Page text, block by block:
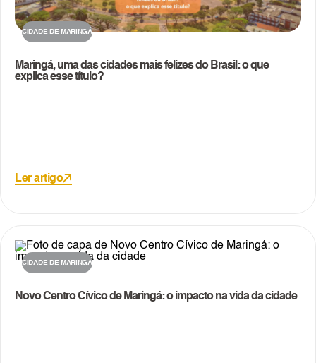
CIDADE DE MARINGÁ
Maringá, uma das cidades mais felizes do Brasil: o que
explica esse título?
Ler artigo
CIDADE DE MARINGÁ
Novo Centro Cívico de Maringá: o impacto na vida da cidade